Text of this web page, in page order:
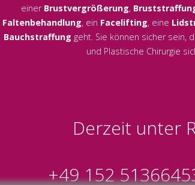
einer Brustvergrößerung,
Faltenbehandlung, ein Facelifting, eine
Bauchstraffung geht. Sie können sicher sein,
und Plastische Chirurgie
Derzeit unter
+49 152